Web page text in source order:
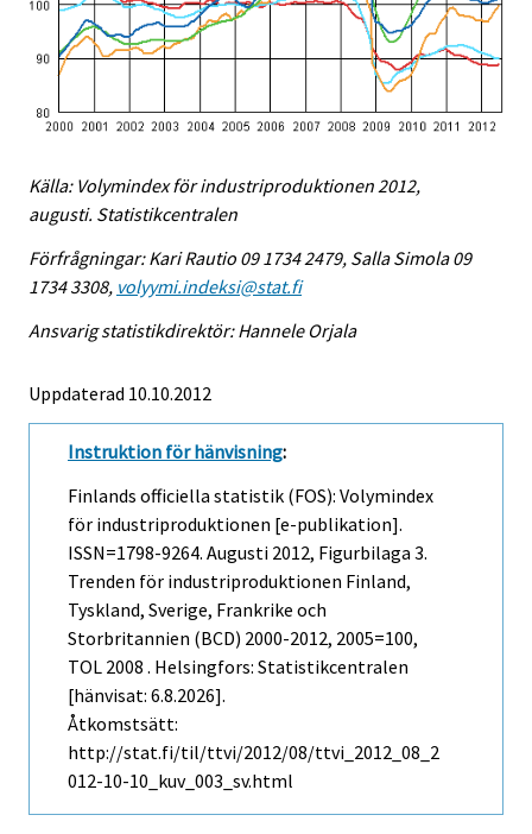
Källa: Volymindex för industriproduktionen 2012,
augusti. Statistikcentralen
Förfrågningar: Kari Rautio 09 1734 2479, Salla Simola 09
1734 3308, volyymi.indeksi@stat.fi
Ansvarig statistikdirektör: Hannele Orjala
Uppdaterad 10.10.2012
Instruktion för hänvisning:
Finlands officiella statistik (FOS): Volymindex
för industriproduktionen [e-publikation].
ISSN=1798-9264. Augusti 2012, Figurbilaga 3.
Trenden för industriproduktionen Finland,
Tyskland, Sverige, Frankrike och
Storbritannien (BCD) 2000-2012, 2005=100,
TOL 2008 . Helsingfors: Statistikcentralen
[hänvisat: 6.8.2026].
Åtkomstsätt:
http://stat.fi/til/ttvi/2012/08/ttvi_2012_08_2
012-10-10_kuv_003_sv.html